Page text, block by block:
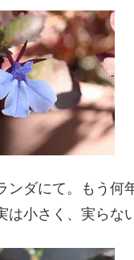
ンダにて。もう何
は小さく、実らな